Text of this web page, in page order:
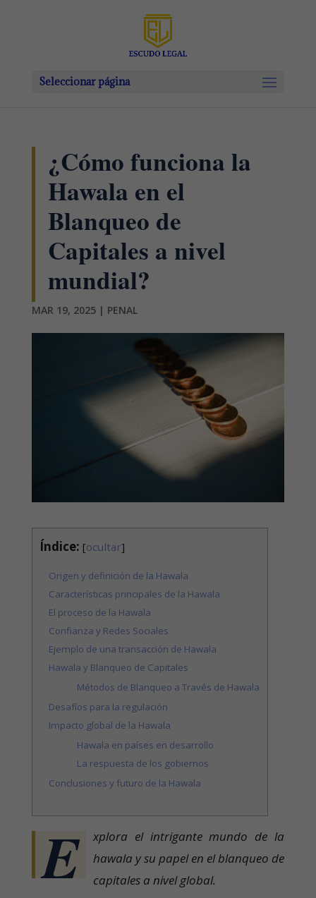
Seleccionar página
¿Cómo funciona la
Hawala en el
Blanqueo de
Capitales a nivel
mundial?
MAR 19, 2025| PENAL
Índice: [ocultar]
Origen y definición de la Hawala
Características principales de la Hawala
El proceso de la Hawala
Confianza y Redes Sociales
Ejemplo de una transacción de Hawala
Hawala y Blanqueo de Capitales
Métodos de Blanqueo a Través de Hawala
Desafíos para la regulación
Impacto global de la Hawala
Hawala en países en desarrollo
La respuesta de los gobiernos
Conclusiones y futuro de la Hawala
E
xplora el intrigante mundo de la
hawala y su papel en el blanqueo de
capitales a nivel global.